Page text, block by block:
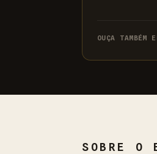
OUÇA TAMBÉM
SOBRE O